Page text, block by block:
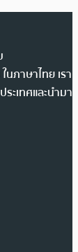
ภาษาไทย เรา
ะเทศและนำมา